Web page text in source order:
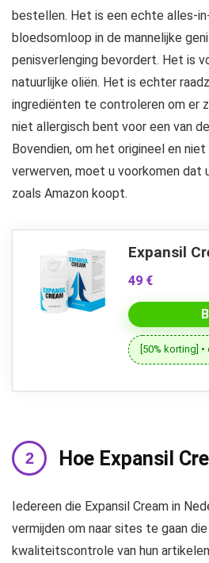
bestellen. Het is een echte alles-
bloedsomloop in de mannelijke
penisverlenging bevordert. Het is
natuurlijke oliën. Het is echter
ingrediënten te controleren om er
niet allergisch bent voor een van
Bovendien, om het origineel en
verwerven, moet u voorkomen dat
zoals Amazon koopt.
Expansil
49 €
[50% korting]
Hoe Expansil
Iedereen die Expansil Cream in
vermijden om naar sites te gaan
kwaliteitscontrole van hun